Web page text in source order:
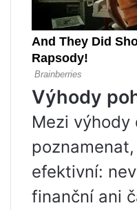
Výhody
Mezi výhody
efektivní:
finanční ani